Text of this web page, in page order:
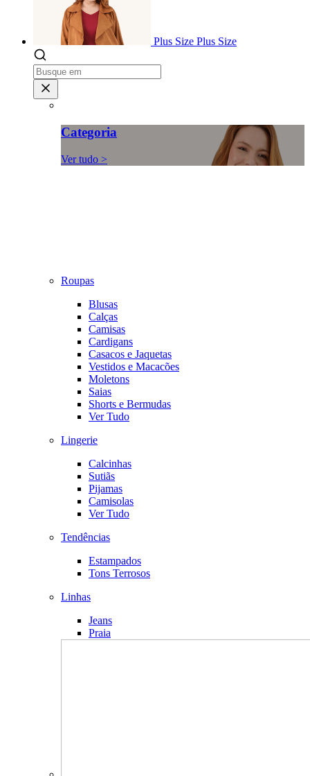
Plus Size Plus Size
Categoria
Ver tudo >
Roupas
Blusas
Calças
Camisas
Cardigans
Casacos e Jaquetas
Vestidos e Macacões
Moletons
Saias
Shorts e Bermudas
Ver Tudo
Lingerie
Calcinhas
Sutiãs
Pijamas
Camisolas
Ver Tudo
Tendências
Estampados
Tons Terrosos
Linhas
Jeans
Praia